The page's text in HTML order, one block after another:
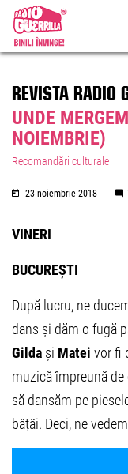
REVISTA RADIO
UNDE
NOIEMBRIE)
Recomandări culturale
23 noiembrie 2018
VINERI
BUCUREȘTI
După lucru, ne
dans și dăm o fugă
Gilda și Matei vor fi
muzică împreună
să dansăm pe
bâțâi. Deci, ne